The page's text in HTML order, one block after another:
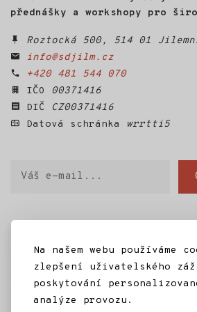
Na našem webu používáme
zlepšení uživatelského
poskytování
analýze provozu.
přednášky a workshopy pro
Roztocká 500, 514 01
info@sdjilm.cz
+420 481 544 070
IČO
00371416
DIČ
CZ00371416
Datová schránka
wrrtti5
SD Jilm Kino 70
IC Jilemnice
Projekty SD
Kontakt